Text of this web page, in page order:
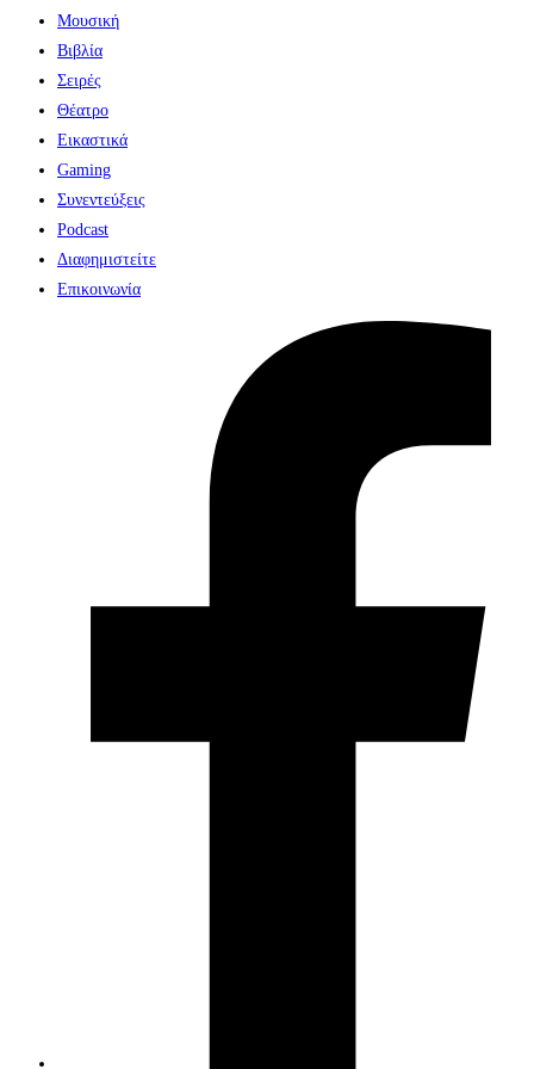
Μουσική
Βιβλία
Σειρές
Θέατρο
Εικαστικά
Gaming
Συνεντεύξεις
Podcast
Διαφημιστείτε
Επικοινωνία